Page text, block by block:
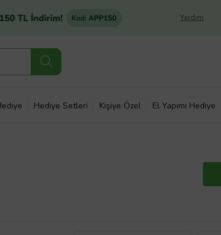
Yardım
Hediye Setleri Kişiye Özel El Yapımı Hediye